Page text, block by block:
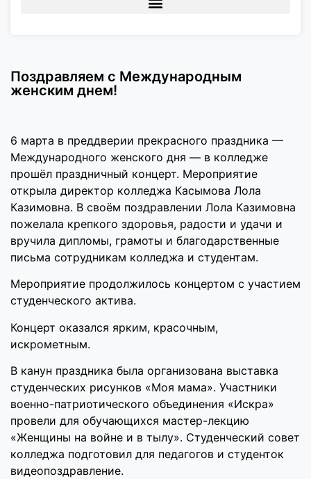
Поздравляем с Международным
женским днем!
6 марта в преддверии прекрасного праздника —
Международного женского дня — в колледже
прошёл праздничный концерт. Мероприятие
открыла директор колледжа Касымова Лола
Казимовна. В своём поздравлении Лола Казимовна
пожелала крепкого здоровья, радости и удачи и
вручила дипломы, грамоты и благодарственные
письма сотрудникам колледжа и студентам.
Мероприятие продолжилось концертом с участием
студенческого актива.
Концерт оказался ярким, красочным,
искрометным.
В канун праздника была организована выставка
студенческих рисунков «Моя мама». Участники
военно-патриотического объединения «Искра»
провели для обучающихся мастер-лекцию
«Женщины на войне и в тылу». Студенческий совет
колледжа подготовил для педагогов и студенток
видеопоздравление.